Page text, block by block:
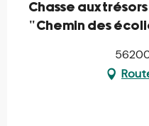
Chasse aux
"Chemin des